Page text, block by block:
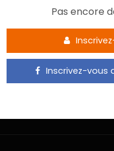
Pas encore
Inscrivez-vous